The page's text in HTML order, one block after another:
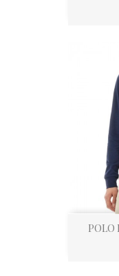
POLO